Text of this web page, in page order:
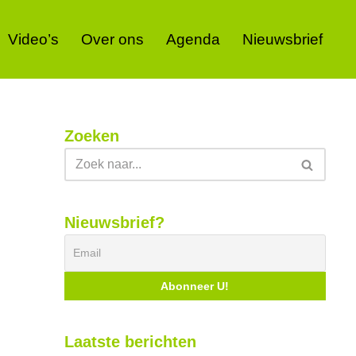
Video’s Over ons Agenda Nieuwsbrief
Zoeken
Nieuwsbrief?
Laatste berichten